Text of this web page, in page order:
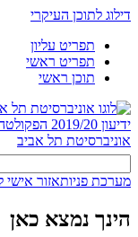
דילוג לתוכן העיקרי
תפריט עליון
תפריט ראשי
תוכן ראשי
ידיעון 2019/20
אוניברסיטת תל אביב
מערכת פניותאזור אישי
הינך נמצא כאן